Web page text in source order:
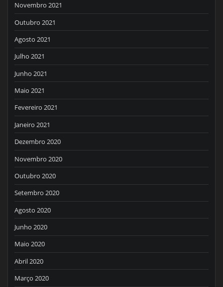
Novembro 2021
Outubro 2021
Agosto 2021
Julho 2021
Junho 2021
Maio 2021
Fevereiro 2021
Janeiro 2021
Dezembro 2020
Novembro 2020
Outubro 2020
Setembro 2020
Agosto 2020
Junho 2020
Maio 2020
Abril 2020
Março 2020